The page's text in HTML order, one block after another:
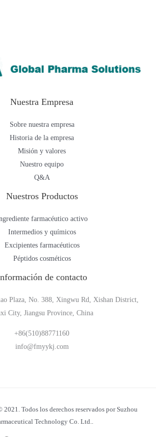
Nuestra Empresa
Sobre nuestra empresa
Historia de la empresa
Misión y valores
Nuestro equipo
Q&A
Nuestros Productos
farmacéutico activo
Intermedios y químicos
Excipientes farmacéuticos
Péptidos cosméticos
de contacto
Plaza, No. 388, Xingwu Rd, Xishan District,
City, Jiangsu Province, China
+86(510)88771160
info@fmyykj.com
2021. Todos los derechos reservados por Suzhou
Technology Co. Ltd..